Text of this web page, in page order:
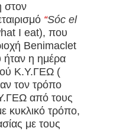
στον
“Sóc el
I eat), που
Benimaclet
ήταν η ημέρα
Κ.Υ.ΓΕΩ (
τον τρόπο
από τους
κυκλικό τρόπο,
με τους